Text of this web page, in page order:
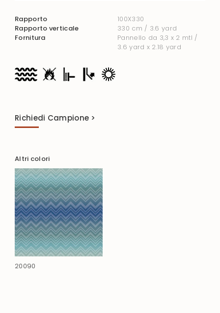
Rapporto
100X330
Rapporto verticale
330 cm / 3.6 yard
Fornitura
Pannello da 3,3 x 2 mtl /
3.6 yard x 2.18 yard
Richiedi Campione >
Altri colori
20090